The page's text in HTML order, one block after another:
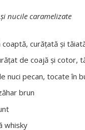
nucile caramelizate
coaptă, curăţată şi
de coajă şi cotor,
nuci pecan, tocate în
brun
whisky